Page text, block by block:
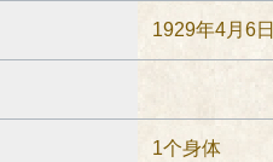
1929年4月6
1个身体